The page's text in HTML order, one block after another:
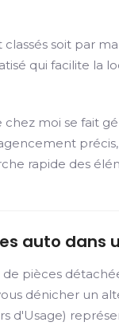
soit par
qui facilite la
moi se fait
rapide des
auto dans
pièces
dénicher un
d'Usage)